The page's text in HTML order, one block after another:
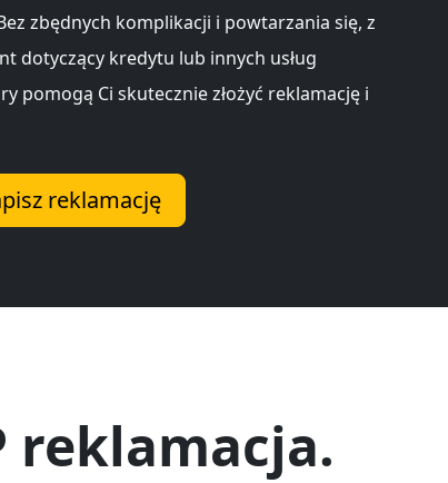
zbędnych komplikacji i powtarzania się, z
dotyczący kredytu lub innych usług
pomogą Ci skutecznie złożyć reklamację i
reklamację
reklamacja.